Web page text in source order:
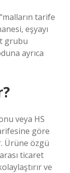
tarife
eşyayı
grubu
ayrıca
veya HS
göre
Ürüne özgü
ticaret
ve